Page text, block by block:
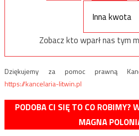
Inna kwota
Zobacz kto wparł nas tym
Dziękujemy za pomoc prawną
https://kancelaria-litwin.pl
PODOBA CI SIĘ TO CO ROBIMY?
MAGNA